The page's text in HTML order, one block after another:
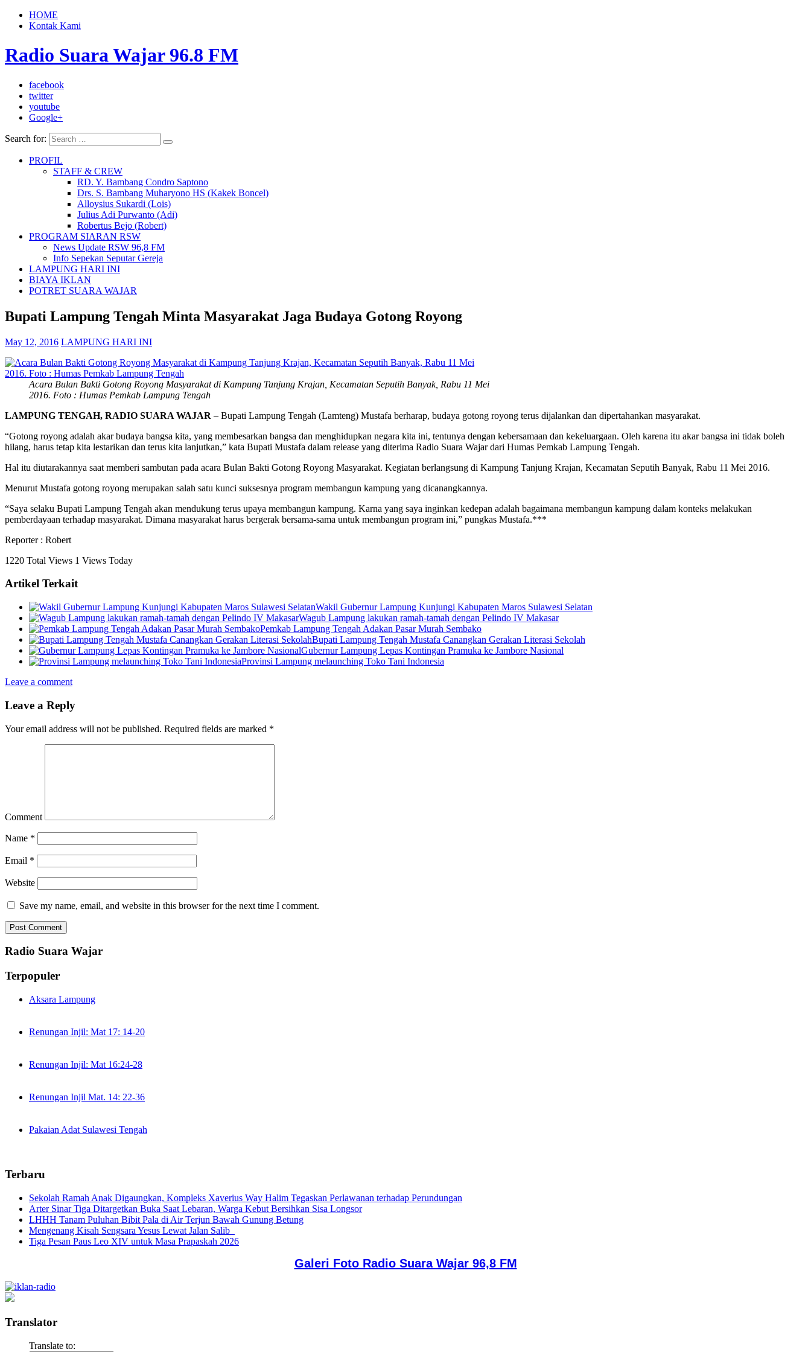
HOME
Kontak Kami
Radio Suara Wajar 96.8 FM
facebook
twitter
youtube
Google+
Search for:
PROFIL
STAFF & CREW
RD. Y. Bambang Condro Saptono
Drs. S. Bambang Muharyono HS (Kakek Boncel)
Alloysius Sukardi (Lois)
Julius Adi Purwanto (Adi)
Robertus Bejo (Robert)
PROGRAM SIARAN RSW
News Update RSW 96,8 FM
Info Sepekan Seputar Gereja
LAMPUNG HARI INI
BIAYA IKLAN
POTRET SUARA WAJAR
Bupati Lampung Tengah Minta Masyarakat Jaga Budaya Gotong Royong
May 12, 2016 LAMPUNG HARI INI
Acara Bulan Bakti Gotong Royong Masyarakat di Kampung Tanjung Krajan, Kecamatan Seputih Banyak, Rabu 11 Mei
2016. Foto : Humas Pemkab Lampung Tengah
LAMPUNG TENGAH, RADIO SUARA WAJAR – Bupati Lampung Tengah (Lamteng) Mustafa berharap, budaya gotong royong terus dijalankan dan dipertahankan masyarakat.
“Gotong royong adalah akar budaya bangsa kita, yang membesarkan bangsa dan menghidupkan negara kita ini, tentunya dengan kebersamaan dan kekeluargaan. Oleh karena itu akar bangsa ini tidak boleh
hilang, harus tetap kita lestarikan dan terus kita lanjutkan,” kata Bupati Mustafa dalam release yang diterima Radio Suara Wajar dari Humas Pemkab Lampung Tengah.
Hal itu diutarakannya saat memberi sambutan pada acara Bulan Bakti Gotong Royong Masyarakat. Kegiatan berlangsung di Kampung Tanjung Krajan, Kecamatan Seputih Banyak, Rabu 11 Mei 2016.
Menurut Mustafa gotong royong merupakan salah satu kunci suksesnya program membangun kampung yang dicanangkannya.
“Saya selaku Bupati Lampung Tengah akan mendukung terus upaya membangun kampung. Karna yang saya inginkan kedepan adalah bagaimana membangun kampung dalam konteks melakukan
pemberdayaan terhadap masyarakat. Dimana masyarakat harus bergerak bersama-sama untuk membangun program ini,” pungkas Mustafa.***
Reporter : Robert
1220 Total Views 1 Views Today
Artikel Terkait
Wakil Gubernur Lampung Kunjungi Kabupaten Maros Sulawesi Selatan
Wagub Lampung lakukan ramah-tamah dengan Pelindo IV Makasar
Pemkab Lampung Tengah Adakan Pasar Murah Sembako
Bupati Lampung Tengah Mustafa Canangkan Gerakan Literasi Sekolah
Gubernur Lampung Lepas Kontingan Pramuka ke Jambore Nasional
Provinsi Lampung melaunching Toko Tani Indonesia
Leave a comment
Leave a Reply
Your email address will not be published. Required fields are marked *
Comment
Name *
Email *
Website
Save my name, email, and website in this browser for the next time I comment.
Radio Suara Wajar
Terpopuler
Aksara Lampung
Renungan Injil: Mat 17: 14-20
Renungan Injil: Mat 16:24-28
Renungan Injil Mat. 14: 22-36
Pakaian Adat Sulawesi Tengah
Terbaru
Sekolah Ramah Anak Digaungkan, Kompleks Xaverius Way Halim Tegaskan Perlawanan terhadap Perundungan
Arter Sinar Tiga Ditargetkan Buka Saat Lebaran, Warga Kebut Bersihkan Sisa Longsor
LHHH Tanam Puluhan Bibit Pala di Air Terjun Bawah Gunung Betung
Mengenang Kisah Sengsara Yesus Lewat Jalan Salib
Tiga Pesan Paus Leo XIV untuk Masa Prapaskah 2026
Galeri Foto Radio Suara Wajar 96,8 FM
Translator
Translate to: